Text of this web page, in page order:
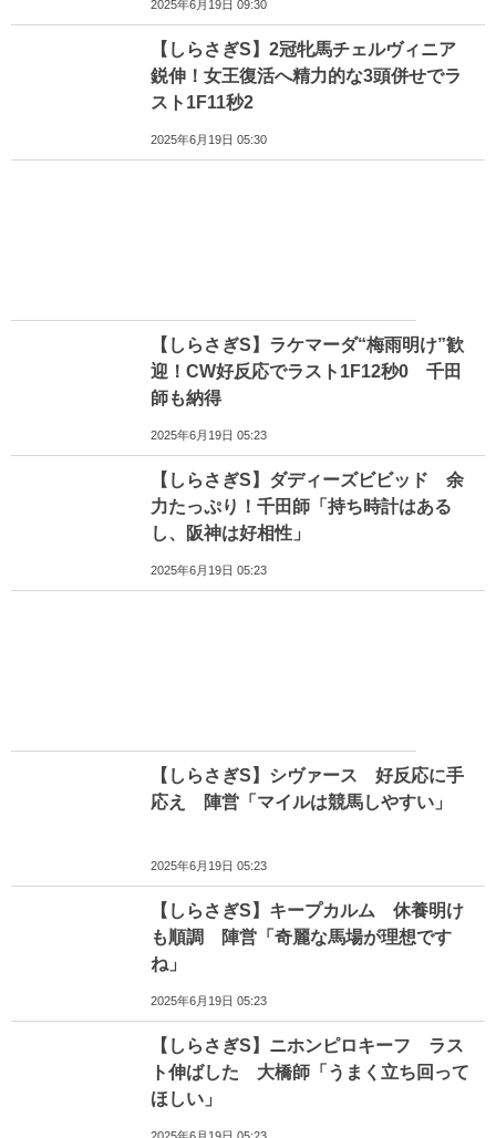
2025年6月19日 09:30
【しらさぎS】2冠牝馬チェルヴィニア
鋭伸！女王復活へ精力的な3頭併せでラ
スト1F11秒2
2025年6月19日 05:30
【しらさぎS】ラケマーダ“梅雨明け”歓
迎！CW好反応でラスト1F12秒0 千田
師も納得
2025年6月19日 05:23
【しらさぎS】ダディーズビビッド 余
力たっぷり！千田師「持ち時計はある
し、阪神は好相性」
2025年6月19日 05:23
【しらさぎS】シヴァース 好反応に手
応え 陣営「マイルは競馬しやすい」
2025年6月19日 05:23
【しらさぎS】キープカルム 休養明け
も順調 陣営「奇麗な馬場が理想です
ね」
2025年6月19日 05:23
【しらさぎS】ニホンピロキーフ ラス
ト伸ばした 大橋師「うまく立ち回って
ほしい」